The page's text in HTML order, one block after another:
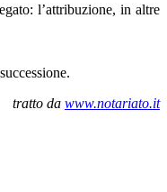
l’attribuzione, in altre
tratto da www.notariato.it